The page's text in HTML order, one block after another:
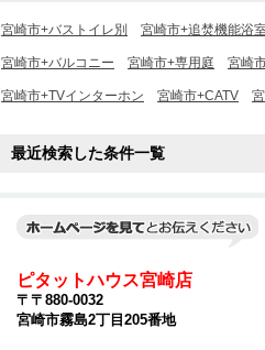
宮崎市+バストイレ別 宮崎市+追焚機能浴
宮崎市+バルコニー 宮崎市+専用庭 宮崎
宮崎市+TVインターホン 宮崎市+CATV
最近検索した条件一覧
ピタットハウス宮崎店
〒〒880-0032
宮崎市霧島2丁目205番地